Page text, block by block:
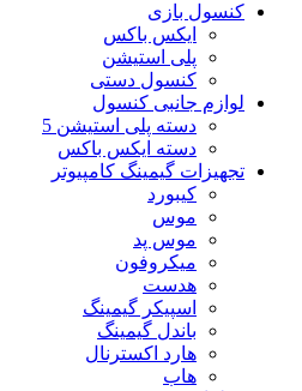
کنسول بازی
ایکس باکس
پلی استیشن
کنسول دستی
لوازم جانبی کنسول
دسته پلی استیشن 5
دسته ایکس باکس
تجهیزات گیمینگ کامپیوتر
کیبورد
موس
موس پد
میکروفون
هدست
اسپیکر گیمینگ
باندل گیمینگ
هارد اکسترنال
هاب